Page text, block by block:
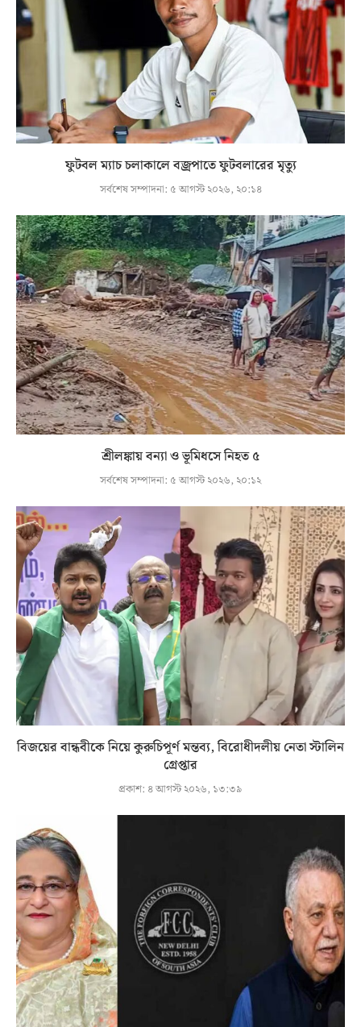
ফুটবল ম্যাচ চলাকালে বজ্রপাতে ফুটবলারের মৃত্যু
সর্বশেষ সম্পাদনা: ৫ আগস্ট ২০২৬, ২০:১৪
শ্রীলঙ্কায় বন্যা ও ভূমিধসে নিহত ৫
সর্বশেষ সম্পাদনা: ৫ আগস্ট ২০২৬, ২০:১২
বিজয়ের বান্ধবীকে নিয়ে কুরুচিপূর্ণ মন্তব্য, বিরোধীদলীয় নেতা স্টালিন
গ্রেপ্তার
প্রকাশ: ৪ আগস্ট ২০২৬, ১৩:৩৯